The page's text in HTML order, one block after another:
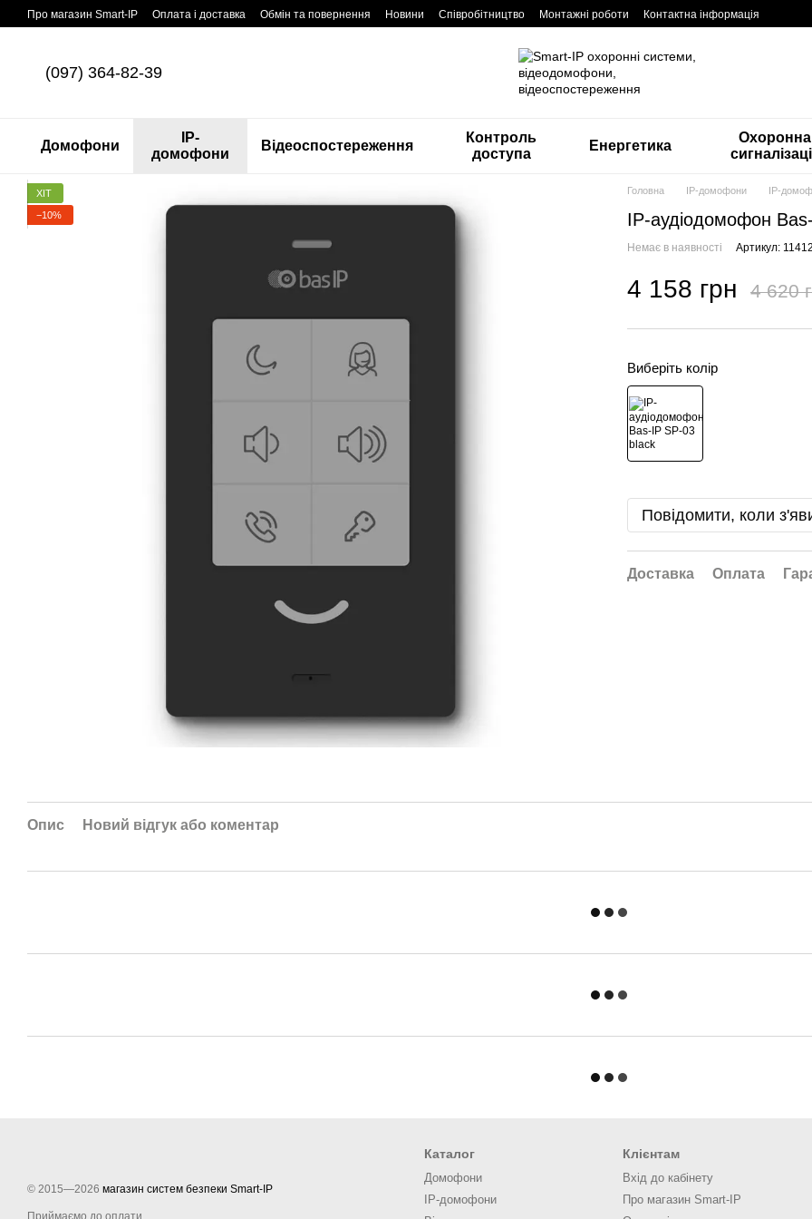
Перейти до основного контенту
Про магазин Smart-IP Оплата і доставка Обмін та повернення Новини Співробітництво Монтажні роботи Контактна інформація
(097) 364-82-39
Домофони
IP-
домофони
Відеоспостереження
Контроль
доступа
Енергетика
Охоронна
ХІТ
−10%
Головна IP-домофони IP-
IP-аудіодомофон
Немає в наявності Артикул:
4 158 грн 4 620
Виберіть колір
Повідомити, коли
Доставка Оплата
Опис Новий відгук або коментар
© 2015—2026 магазин систем безпеки Smart-IP
Приймаємо до оплати
Каталог
Домофони
IP-домофони
Клієнтам
Вхід до кабінету
Про магазин Smart-IP